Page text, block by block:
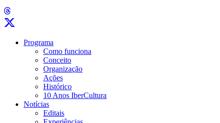
Programa
Como funciona
Conceito
Organização
Ações
Histórico
10 Anos IberCultura
Notícias
Editais